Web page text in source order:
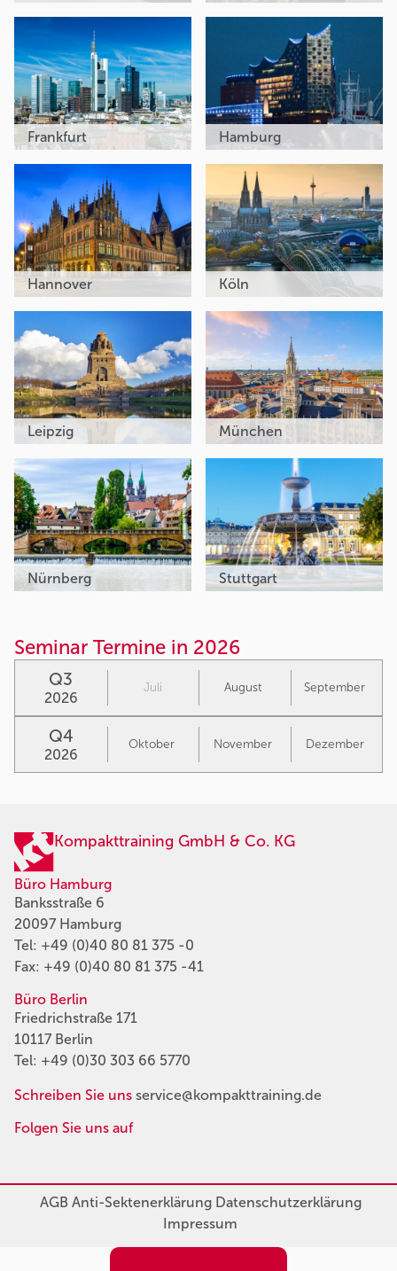
Frankfurt Hamburg
Hannover Köln
Leipzig München
Nürnberg Stuttgart
Seminar Termine in 2026
Q3
2026
Juli August September
Q4
2026
Oktober November Dezember
Kompakttraining GmbH & Co. KG
Büro Hamburg
Banksstraße 6
20097 Hamburg
Tel: +49 (0)40 80 81 375 -0
Fax: +49 (0)40 80 81 375 -41
Büro Berlin
Friedrichstraße 171
10117 Berlin
Tel: +49 (0)30 303 66 5770
Schreiben Sie uns service@kompakttraining.de
Folgen Sie uns auf
AGBAnti-SektenerklärungDatenschutzerklärung
Impressum